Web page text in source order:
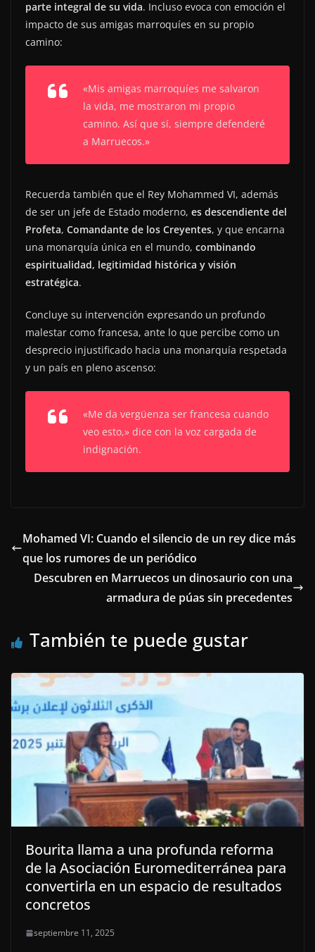
parte integral de su vida. Incluso evoca con emoción el
impacto de sus amigas marroquíes en su propio
camino:
«Mis amigas marroquíes me salvaron
la vida, me mostraron mi propio
camino. Así que sí, siempre defenderé
a Marruecos.»
Recuerda también que el Rey Mohammed VI, además
de ser un jefe de Estado moderno, es descendiente del
Profeta, Comandante de los Creyentes, y que encarna
una monarquía única en el mundo, combinando
espiritualidad, legitimidad histórica y visión
estratégica.
Concluye su intervención expresando un profundo
malestar como francesa, ante lo que percibe como un
desprecio injustificado hacia una monarquía respetada
y un país en pleno ascenso:
«Me da vergüenza ser francesa cuando
veo esto,» dice con la voz cargada de
indignación.
Mohamed VI: Cuando el silencio de un rey dice más
que los rumores de un periódico
Descubren en Marruecos un dinosaurio con una
armadura de púas sin precedentes
También te puede gustar
Bourita llama a una profunda reforma
de la Asociación Euromediterránea para
convertirla en un espacio de resultados
concretos
septiembre 11, 2025